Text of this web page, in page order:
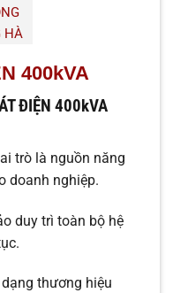
HÀ
400kVA
ĐIỆN 400kVA
trò là nguồn năng
doanh nghiệp.
duy trì toàn bộ hệ
thương hiệu